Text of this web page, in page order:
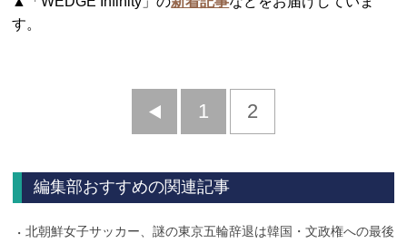
す。
前
1 2
編集部おすすめの関連記事
北朝鮮女子サッカー、謎の東京五輪辞退は韓国・文政権への最後